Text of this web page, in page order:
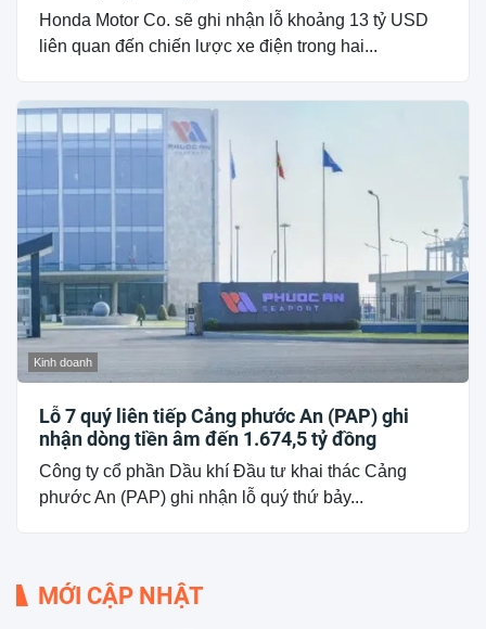
Honda Motor Co. sẽ ghi nhận lỗ khoảng 13 tỷ USD
liên quan đến chiến lược xe điện trong hai...
Kinh doanh
Lỗ 7 quý liên tiếp Cảng phước An (PAP) ghi
nhận dòng tiền âm đến 1.674,5 tỷ đồng
Công ty cổ phần Dầu khí Đầu tư khai thác Cảng
phước An (PAP) ghi nhận lỗ quý thứ bảy...
MỚI CẬP NHẬT